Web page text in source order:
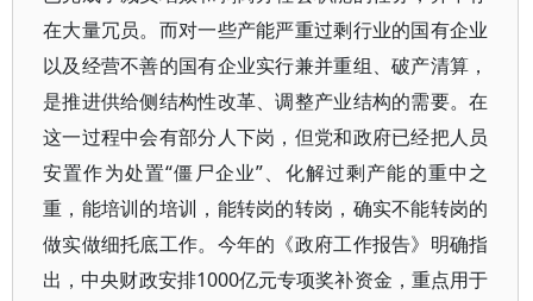
在大量冗员。而对一些产能严重过剩行业的国有企业
以及经营不善的国有企业实行兼并重组、破产清算，
是推进供给侧结构性改革、调整产业结构的需要。在
这一过程中会有部分人下岗，但党和政府已经把人员
安置作为处置“僵尸企业”、化解过剩产能的重中之
重，能培训的培训，能转岗的转岗，确实不能转岗的
做实做细托底工作。今年的《政府工作报告》明确指
出，中央财政安排1000亿元专项奖补资金，重点用于